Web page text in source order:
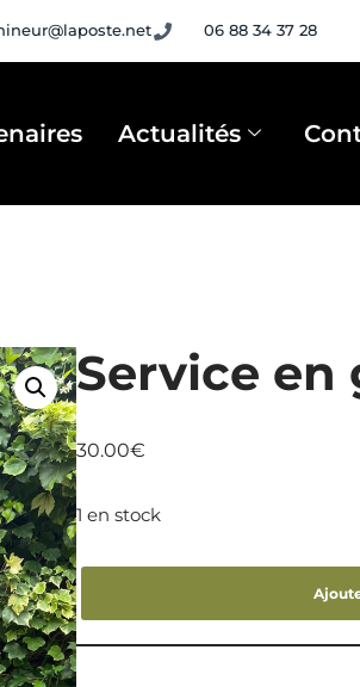
06 88 34 37 28
Actualités
Service en
30.00€
1 en stock